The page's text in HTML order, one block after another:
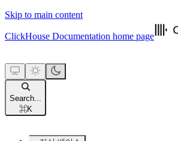
Skip to main content
ClickHouse Documentation home page
Search...
⌘K